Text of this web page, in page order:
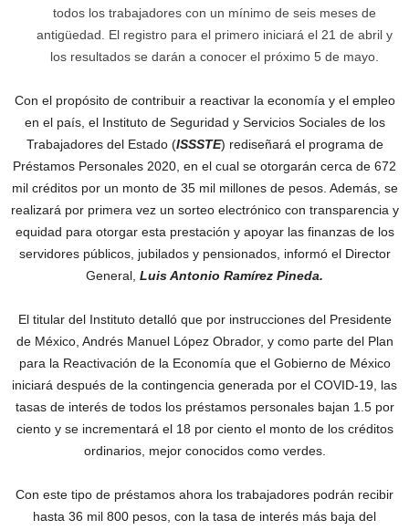
todos los trabajadores con un mínimo de seis meses de
antigüedad. El registro para el primero iniciará el 21 de abril y
los resultados se darán a conocer el próximo 5 de mayo.
Con el propósito de contribuir a reactivar la economía y el empleo
en el país, el Instituto de Seguridad y Servicios Sociales de los
Trabajadores del Estado (ISSSTE) rediseñará el programa de
Préstamos Personales 2020, en el cual se otorgarán cerca de 672
mil créditos por un monto de 35 mil millones de pesos. Además, se
realizará por primera vez un sorteo electrónico con transparencia y
equidad para otorgar esta prestación y apoyar las finanzas de los
servidores públicos, jubilados y pensionados, informó el Director
General, Luis Antonio Ramírez Pineda.
El titular del Instituto detalló que por instrucciones del Presidente
de México, Andrés Manuel López Obrador, y como parte del Plan
para la Reactivación de la Economía que el Gobierno de México
iniciará después de la contingencia generada por el COVID-19, las
tasas de interés de todos los préstamos personales bajan 1.5 por
ciento y se incrementará el 18 por ciento el monto de los créditos
ordinarios, mejor conocidos como verdes.
Con este tipo de préstamos ahora los trabajadores podrán recibir
hasta 36 mil 800 pesos, con la tasa de interés más baja del